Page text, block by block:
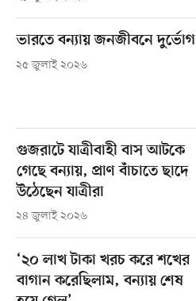
ভারতে বন্যায় জনজীবনে দুর্ভোগ
২৫ জুলাই ২০২৬
গুজরাটে যাত্রীবাহী বাস আটকে
গেছে বন্যায়, প্রাণ বাঁচাতে ছাদে
উঠেছেন যাত্রীরা
২৪ জুলাই ২০২৬
‘২০ লাখ টাকা খরচ করে শখের
বাগান করেছিলাম, বন্যায় শেষ